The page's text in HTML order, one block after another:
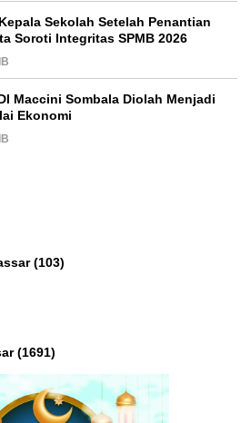
Sekolah Setelah Penantian
Soroti Integritas SPMB 2026
Maccini Sombala Diolah Menjadi
Ekonomi
(103)
(1691)